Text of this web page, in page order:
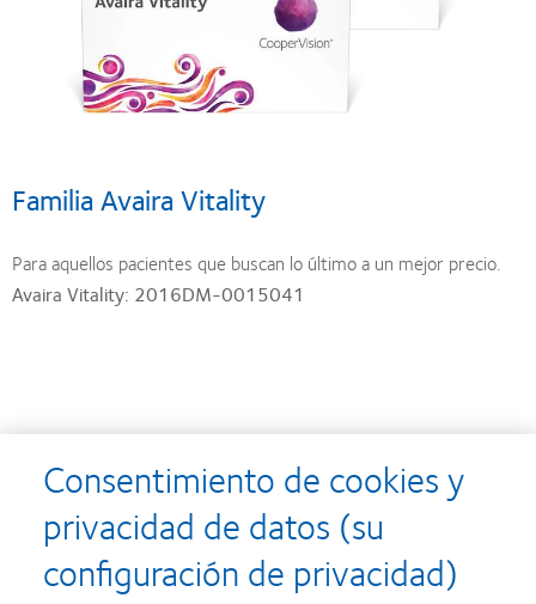
Familia Avaira Vitality
Para aquellos pacientes que buscan lo último a un mejor precio.
Avaira Vitality: 2016DM-0015041
Consentimiento de cookies y
privacidad de datos (su
configuración de privacidad)